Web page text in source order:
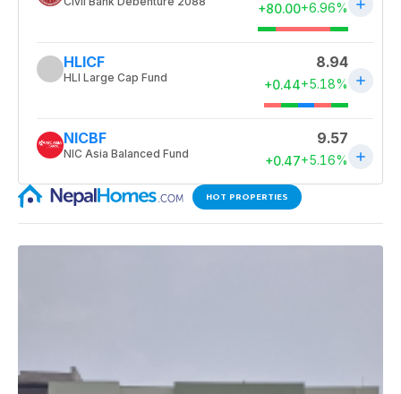
HOT PROPERTIES